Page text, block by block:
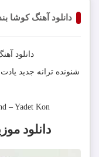
دانلود آهنگ کوشا
دانلود
شنونده ترانه جدید
– Yadet Kon
دانلود